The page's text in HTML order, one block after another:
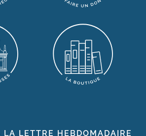
LETTRE HEBDOMADAIRE